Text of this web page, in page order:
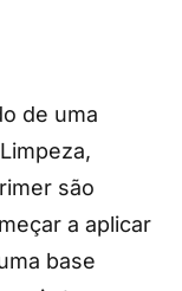
de uma
são
a aplicar
base